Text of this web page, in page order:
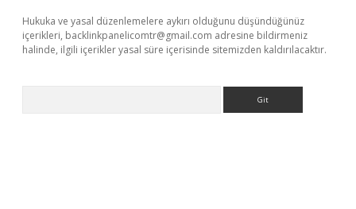
Hukuka ve yasal düzenlemelere aykırı olduğunu düşündüğünüz
içerikleri, backlinkpanelicomtr@gmail.com adresine bildirmeniz
halinde, ilgili içerikler yasal süre içerisinde sitemizden kaldırılacaktır.